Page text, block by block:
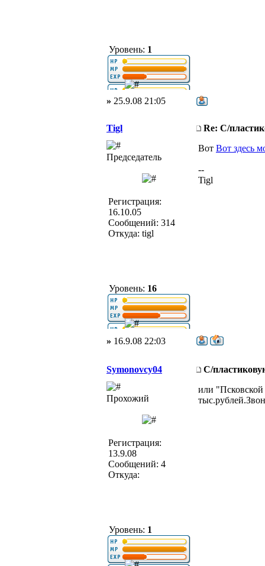
Уровень: 1
» 25.9.08 21:05
Tigl Re: С/
Председатель
Регистрация:
16.10.05
Сообщений: 314
Откуда: tigl
Уровень: 16
Вот Вот здесь
--
Tigl
» 16.9.08 22:03
Symonovcy04 С/
Прохожий
Регистрация:
13.9.08
Сообщений: 4
Откуда:
Уровень: 1
или